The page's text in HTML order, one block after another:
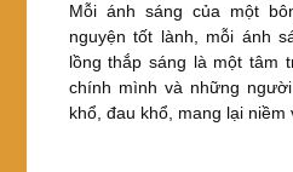
Mỗi ánh sáng của một
nguyện tốt lành, mỗi ánh
lồng thắp sáng là một tâm
chính mình và những
khổ, đau khổ, mang lại niềm